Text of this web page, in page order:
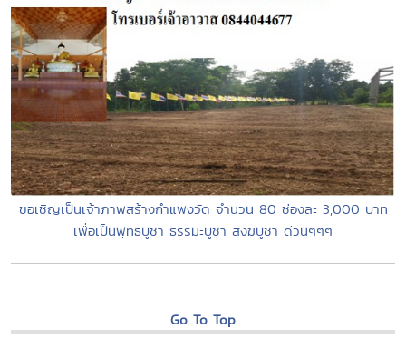
ขอเชิญเป็นเจ้าภาพสร้างกำแพงวัด จำนวน 80 ช่องละ 3,000 บาท
เพื่อเป็นพุทธบูชา ธรรมะบูชา สังฆบูชา ด่วนๆๆๆ
Go To Top